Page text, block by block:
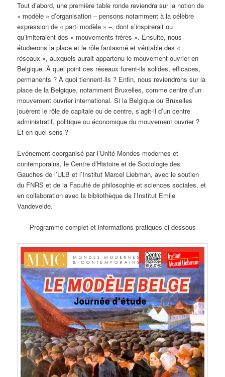
Tout d’abord, une première table ronde reviendra sur la notion de
« modèle » d’organisation – pensons notamment à la célèbre
expression de « parti modèle » –, dont s’inspirerait ou
qu’imiteraient des « mouvements frères ». Ensuite, nous
étudierons la place et le rôle fantasmé et véritable des «
réseaux », auxquels aurait appartenu le mouvement ouvrier en
Belgique. À quel point ces réseaux furent-ils solides, efficaces,
permanents ? À quoi tiennent-ils ? Enfin, nous reviendrons sur la
place de la Belgique, notamment Bruxelles, comme centre d’un
mouvement ouvrier international. Si la Belgique ou Bruxelles
jouèrent le rôle de capitale ou de centre, s’agit-il d’un centre
administratif, politique ou économique du mouvement ouvrier ?
Et en quel sens ?
Evénement coorganisé par l’Unité Mondes modernes et
contemporains, le Centre d’Histoire et de Sociologie des
Gauches de l’ULB et l’Institut Marcel Liebman, avec le soutien
du FNRS et de la Faculté de philosophie et sciences sociales, et
en collaboration avec la bibliothèque de l’Institut Emile
Vandevelde.
Programme complet et informations pratiques ci-dessous